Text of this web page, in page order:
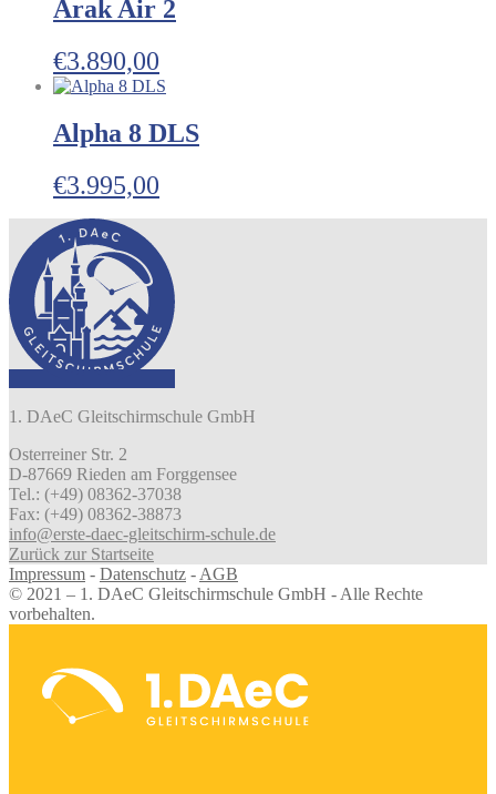
Arak Air 2
€3.890,00
Alpha 8 DLS
€3.995,00
1. DAeC Gleitschirmschule GmbH
Osterreiner Str. 2
D-87669 Rieden am Forggensee
Tel.: (+49) 08362-37038
Fax: (+49) 08362-38873
info@erste-daec-gleitschirm-schule.de
Zurück zur Startseite
Impressum - Datenschutz - AGB
© 2021 – 1. DAeC Gleitschirmschule GmbH - Alle Rechte
vorbehalten.